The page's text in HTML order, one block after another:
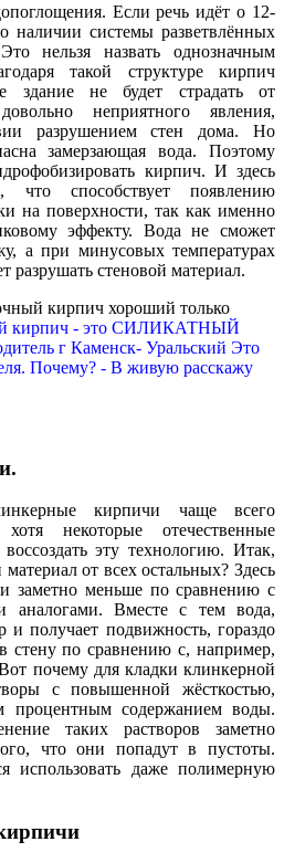
Если речь идёт о 12-
наличии системы разветвлённых
нельзя назвать однозначным
такой структуре кирпич
не будет страдать от
неприятного явления,
разрушением стен дома. Но
замерзающая вода. Поэтому
кирпич. И здесь
что способствует появлению
на поверхности, так как именно
эффекту. Вода не сможет
а при минусовых температурах
разрушать стеновой материал.
кирпич хороший только
кирпич - это СИЛИКАТНЫЙ
г Каменск- Уральский Это
Почему? - В живую расскажу
кирпичи чаще всего
некоторые отечественные
эту технологию. Итак,
от всех остальных? Здесь
заметно меньше по сравнению с
аналогами. Вместе с тем вода,
и получает подвижность, гораздо
стену по сравнению с, например,
почему для кладки клинкерной
с повышенной жёсткостью,
процентным содержанием воды.
таких растворов заметно
что они попадут в пустоты.
использовать даже полимерную